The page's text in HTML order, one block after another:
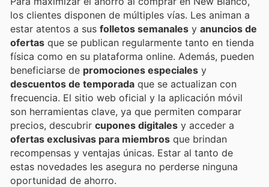
los clientes disponen de múltiples vías. Les animan a
estar atentos a sus folletos semanales y anuncios de
ofertas que se publican regularmente tanto en tienda
física como en su plataforma online. Además, pueden
beneficiarse de promociones especiales y
descuentos de temporada que se actualizan con
frecuencia. El sitio web oficial y la aplicación móvil
son herramientas clave, ya que permiten comparar
precios, descubrir cupones digitales y acceder a
ofertas exclusivas para miembros que brindan
recompensas y ventajas únicas. Estar al tanto de
estas novedades les asegura no perderse ninguna
oportunidad de ahorro.